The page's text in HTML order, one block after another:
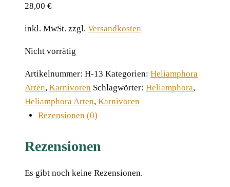
28,00 €
inkl. MwSt. zzgl. Versandkosten
Nicht vorrätig
Artikelnummer: H-13 Kategorien: Heliamphora
Arten, Karnivoren Schlagwörter: Heliamphora,
Heliamphora Arten, Karnivoren
Rezensionen (0)
Rezensionen
Es gibt noch keine Rezensionen.